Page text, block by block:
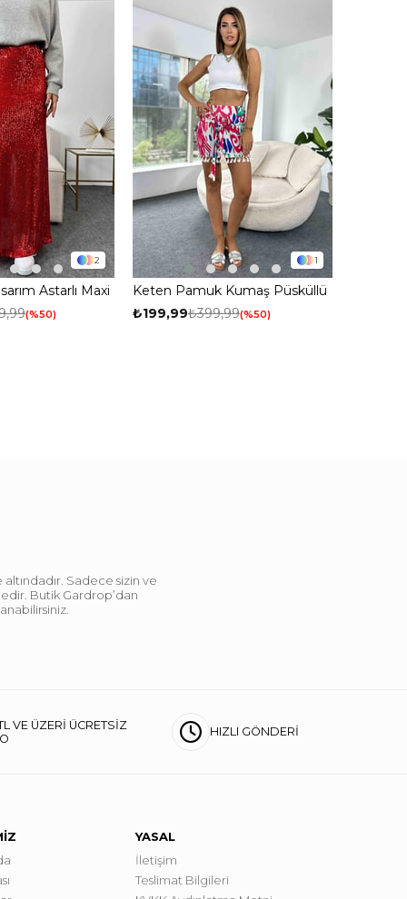
2
Astarlı Maxi
%50
1
Keten Pamuk Kumaş Püsküllü
Mini Etek Fuşya
₺199,99₺399,99 %50
Sadece sizin ve
Butik Gardrop’dan
VE ÜZERİ ÜCRETSİZ
HIZLI GÖNDERİ
YASAL
İletişim
Teslimat Bilgileri